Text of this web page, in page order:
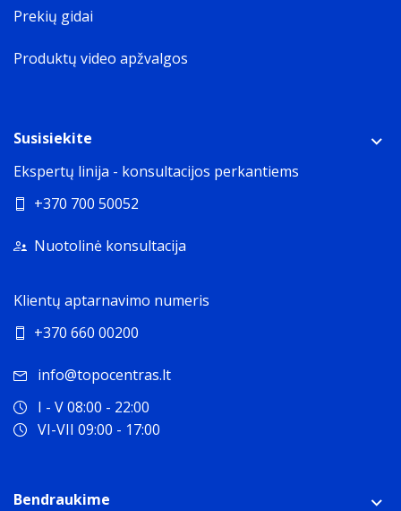
Prekių gidai
Produktų video apžvalgos
Susisiekite
Ekspertų linija - konsultacijos perkantiems
+370 700 50052
Nuotolinė konsultacija
Klientų aptarnavimo numeris
+370 660 00200
info@topocentras.lt
I - V 08:00 - 22:00
VI-VII 09:00 - 17:00
Bendraukime